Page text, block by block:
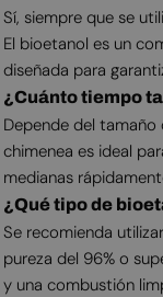
Sí, siempre que se
El bioetanol es un
diseñada para
¿Cuánto tiempo
Depende del tamaño
chimenea es ideal
medianas
¿Qué tipo de
Se recomienda
pureza del 96% o
y una combustión